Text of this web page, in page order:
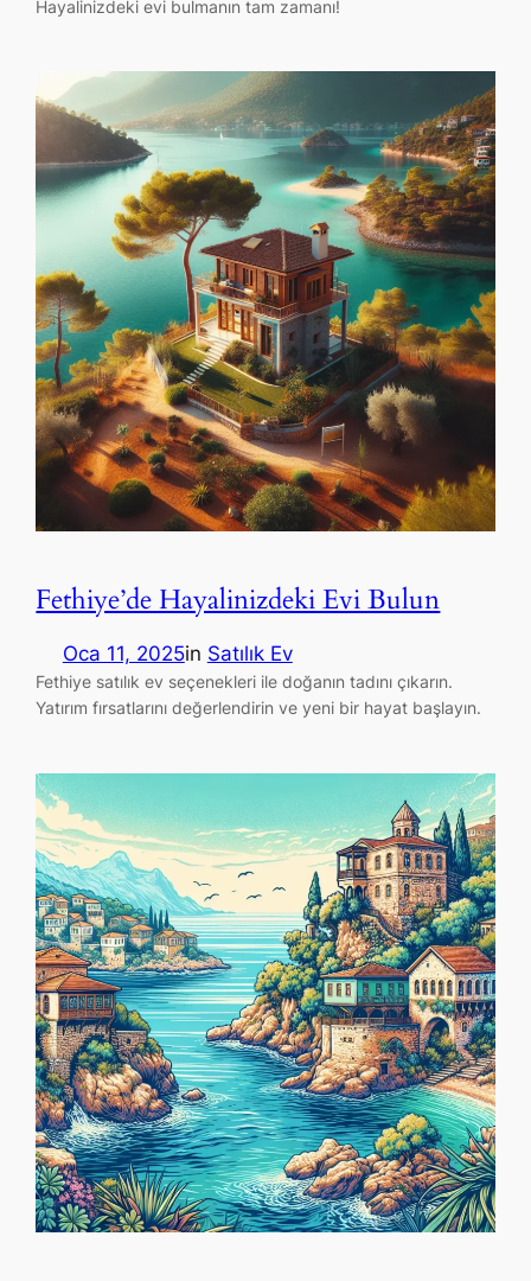
Hayalinizdeki evi bulmanın tam zamanı!
Fethiye’de Hayalinizdeki Evi Bulun
Oca 11, 2025in Satılık Ev
Fethiye satılık ev seçenekleri ile doğanın tadını çıkarın.
Yatırım fırsatlarını değerlendirin ve yeni bir hayat başlayın.